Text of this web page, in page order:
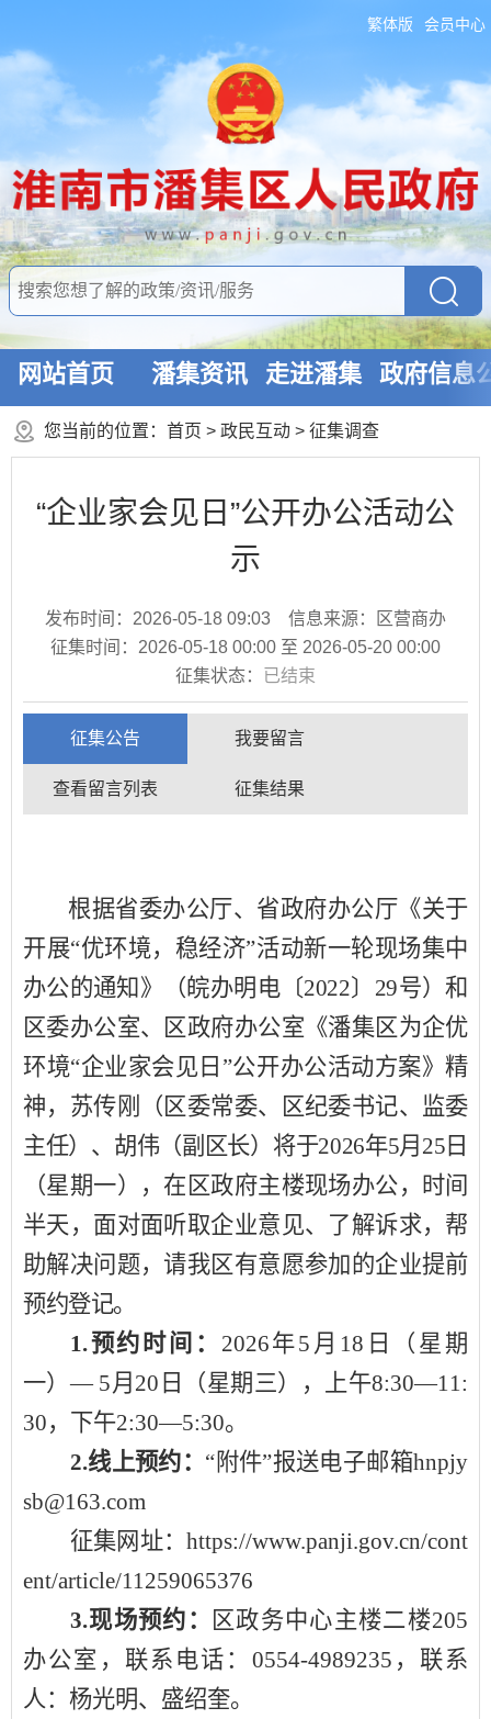
繁体版 会员中心
网站首页 潘集资讯 走进潘集 政府信息
您当前的位置： 首页 > 政民互动 > 征集调查
“企业家会见日”公开办公活动公
示
发布时间： 2026-05-18 09:03
信息来源：区营商办
征集时间： 2026-05-18 00:00 至 2026-05-20 00:00
征集状态：
已结束
征集公告 我要留言
查看留言列表 征集结果
根据省委办公厅、 省政府办公厅 《关于
开展“优环境， 稳经济”活动新一轮现场集中
办公的通知 》（皖办明电〔2022〕 29号）和
区委办公室、 区政府办公室 《潘集区为企优
环境“企业家会见日”公开办公活动方案》精
神， 苏传刚（区委常委、区纪委书记、监委
主任）、胡伟（副区长）将于2026年5月 25 日
（星期一），在 区政府主楼现场办公，
时间
半天， 面对面听取企业意见、了解诉求，帮
助解决问题， 请我区有意愿参加的企业提前
预约登记。
1.预约 时间： 2026年5 月 18 日（星期
一）—5月 20 日（星期三），上午8:30—11:
30，下午2:30—5:30。
2.线上预约： “附件”报送电子邮箱hnpjy
sb@163.com
征集网址：https://www.panji.gov.cn/cont
ent/article/11259065376
3.现场预约： 区政务中心主楼二楼205
办公室， 联系电话： 0554-4989235 ，联系
人： 杨光明、盛绍奎。